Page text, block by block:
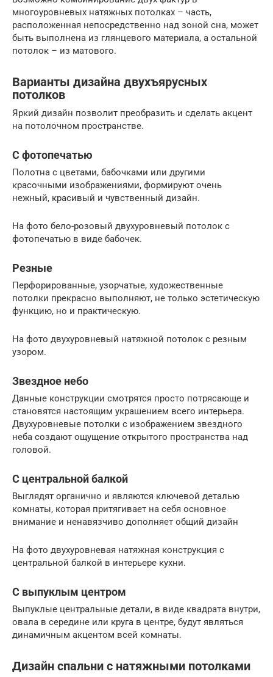
многоуровневых натяжных потолках – часть,
расположенная непосредственно над зоной сна, может
быть выполнена из глянцевого материала, а остальной
потолок – из матового.
Варианты дизайна двухъярусных
потолков
Яркий дизайн позволит преобразить и сделать акцент
на потолочном пространстве.
С фотопечатью
Полотна с цветами, бабочками или другими
красочными изображениями, формируют очень
нежный, красивый и чувственный дизайн.
На фото бело-розовый двухуровневый потолок с
фотопечатью в виде бабочек.
Резные
Перфорированные, узорчатые, художественные
потолки прекрасно выполняют, не только эстетическую
функцию, но и практическую.
На фото двухуровневый натяжной потолок с резным
узором.
Звездное небо
Данные конструкции смотрятся просто потрясающе и
становятся настоящим украшением всего интерьера.
Двухуровневые потолки с изображением звездного
неба создают ощущение открытого пространства над
головой.
С центральной балкой
Выглядят органично и являются ключевой деталью
комнаты, которая притягивает на себя основное
внимание и ненавязчиво дополняет общий дизайн
На фото двухуровневая натяжная конструкция с
центральной балкой в интерьере кухни.
С выпуклым центром
Выпуклые центральные детали, в виде квадрата внутри,
овала в середине или круга в центре, будут являться
динамичным акцентом всей комнаты.
Дизайн спальни с натяжными потолками